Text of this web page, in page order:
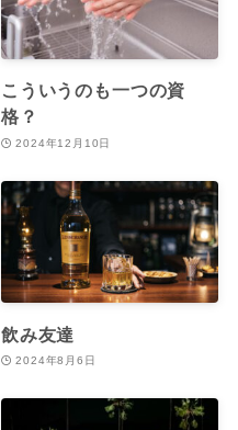
こういうのも一つの資
格？
2024年12月10日
飲み友達
2024年8月6日